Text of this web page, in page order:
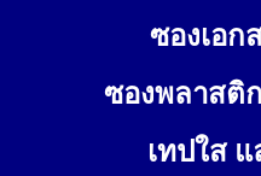
ซองเอก
ซองพลาสติ
เทปใส